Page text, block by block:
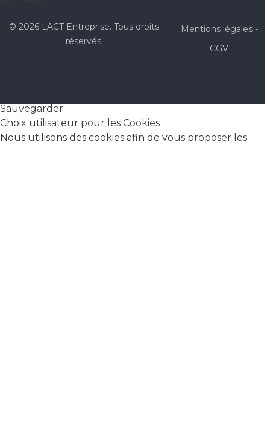
© 2026 LACT Entreprise. Tous droits
réservés.
Mentions légales-
CGV
Sauvegarder
Choix utilisateur pour les Cookies
Nous utilisons des cookies afin de vous proposer les